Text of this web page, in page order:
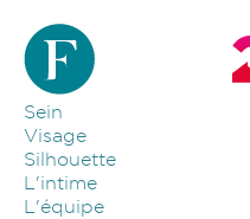
Sein
Visage
Silhouette
L'intime
L'équipe